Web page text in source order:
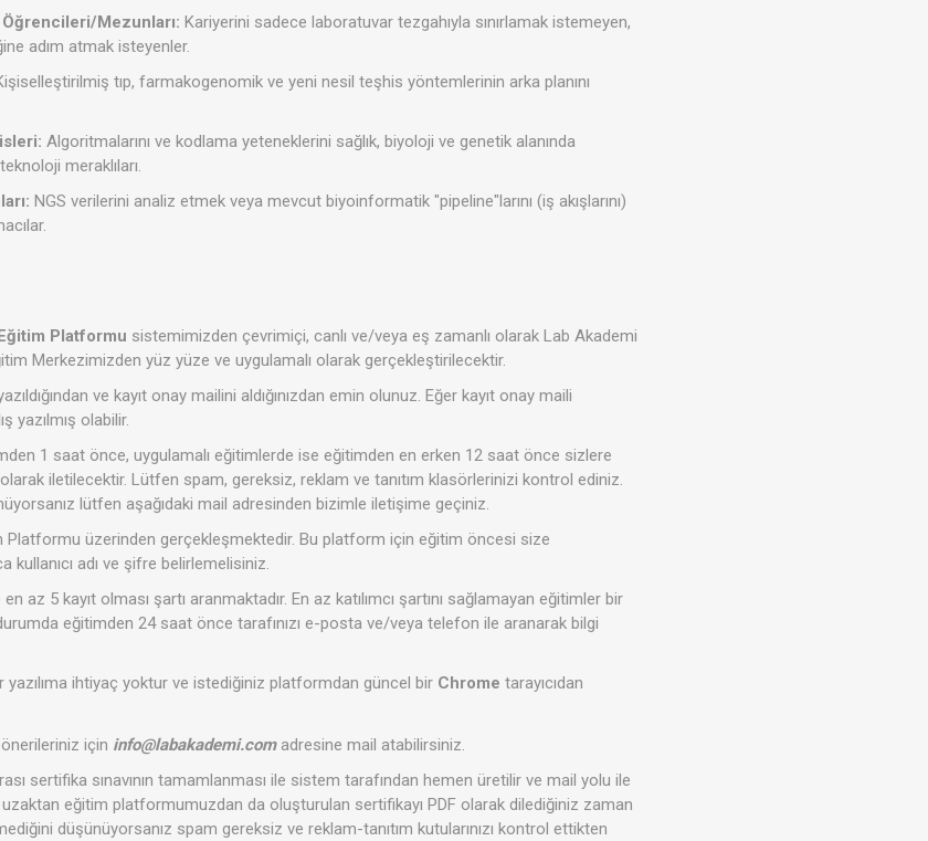
Mezunları: Kariyerini sadece laboratuvar tezgahıyla sınırlamak istemeyen,
adım atmak isteyenler.
tıp, farmakogenomik ve yeni nesil teşhis yöntemlerinin arka planını
Algoritmalarını ve kodlama yeteneklerini sağlık, biyoloji ve genetik alanında
meraklıları.
NGS verilerini analiz etmek veya mevcut biyoinformatik "pipeline"larını (iş akışlarını)
Platformu sistemimizden çevrimiçi, canlı ve/veya eş zamanlı olarak Lab Akademi
Merkezimizden yüz yüze ve uygulamalı olarak gerçekleştirilecektir.
ve kayıt onay mailini aldığınızdan emin olunuz. Eğer kayıt onay maili
yazılmış olabilir.
1 saat önce, uygulamalı eğitimlerde ise eğitimden en erken 12 saat önce sizlere
iletilecektir. Lütfen spam, gereksiz, reklam ve tanıtım klasörlerinizi kontrol ediniz.
lütfen aşağıdaki mail adresinden bizimle iletişime geçiniz.
Platformu üzerinden gerçekleşmektedir. Bu platform için eğitim öncesi size
kullanıcı adı ve şifre belirlemelisiniz.
az 5 kayıt olması şartı aranmaktadır. En az katılımcı şartını sağlamayan eğitimler bir
eğitimden 24 saat önce tarafınızı e-posta ve/veya telefon ile aranarak bilgi
yazılıma ihtiyaç yoktur ve istediğiniz platformdan güncel bir Chrome tarayıcıdan
için info@labakademi.comadresine mail atabilirsiniz.
sertifika sınavının tamamlanması ile sistem tarafından hemen üretilir ve mail yolu ile
uzaktan eğitim platformumuzdan da oluşturulan sertifikayı PDF olarak dilediğiniz zaman
düşünüyorsanız spam gereksiz ve reklam-tanıtım kutularınızı kontrol ettikten